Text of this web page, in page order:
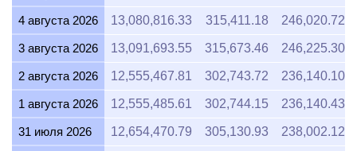
4 августа 2026 13,080,816.33 315,411.18 246,020.72
3 августа 2026 13,091,693.55 315,673.46 246,225.30
2 августа 2026 12,555,467.81 302,743.72 236,140.10
1 августа 2026 12,555,485.61 302,744.15 236,140.43
31 июля 2026 12,654,470.79 305,130.93 238,002.12